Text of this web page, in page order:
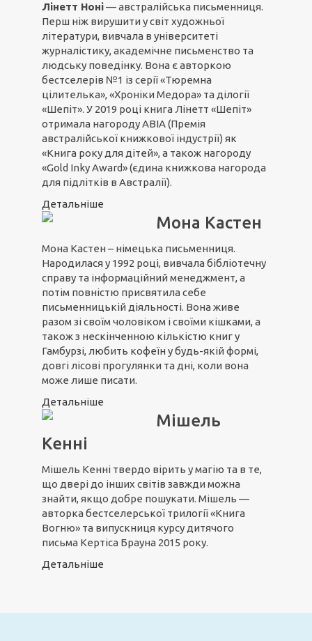
Лінетт Ноні— австралійська письменниця.
Перш ніж вирушити у світ художньої
літератури, вивчала в університеті
журналістику, академічне письменство та
людську поведінку. Вона є авторкою
бестселерів №1 із серії «Тюремна
цілителька», «Хроніки Медора» та ділогії
«Шепіт». У 2019 році книга Лінетт «Шепіт»
отримала нагороду ABIA (Премія
австралійської книжкової індустрії) як
«Книга року для дітей», а також нагороду
«Gold Inky Award» (єдина книжкова нагорода
для підлітків в Австралії).
Детальніше
Мона Кастен
Мона Кастен – німецька письменниця.
Народилася у 1992 році, вивчала бібліотечну
справу та інформаційний менеджмент, а
потім повністю присвятила себе
письменницькій діяльності. Вона живе
разом зі своїм чоловіком і своїми кішками, а
також з нескінченною кількістю книг у
Гамбурзі, любить кофеїн у будь-якій формі,
довгі лісові прогулянки та дні, коли вона
може лише писати.
Детальніше
Мішель
Кенні
Мішель Кенні твердо вірить у магію та в те,
що двері до інших світів завжди можна
знайти, якщо добре пошукати. Мішель —
авторка бестселерської трилогії «Книга
Вогню» та випускниця курсу дитячого
письма Кертіса Брауна 2015 року.
Детальніше